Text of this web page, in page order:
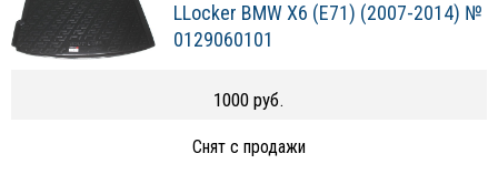
LLocker BMW X6 (E71) (2007-2014) №
0129060101
1000 руб.
Снят с продажи